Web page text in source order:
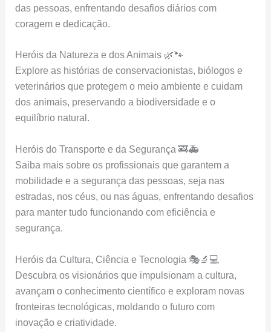
das pessoas, enfrentando desafios diários com
coragem e dedicação.
Heróis da Natureza e dos Animais 🌿🐾
Explore as histórias de conservacionistas, biólogos e
veterinários que protegem o meio ambiente e cuidam
dos animais, preservando a biodiversidade e o
equilíbrio natural.
Heróis do Transporte e da Segurança 🚒🚑
Saiba mais sobre os profissionais que garantem a
mobilidade e a segurança das pessoas, seja nas
estradas, nos céus, ou nas águas, enfrentando desafios
para manter tudo funcionando com eficiência e
segurança.
Heróis da Cultura, Ciência e Tecnologia 🎭🔬💻
Descubra os visionários que impulsionam a cultura,
avançam o conhecimento científico e exploram novas
fronteiras tecnológicas, moldando o futuro com
inovação e criatividade.